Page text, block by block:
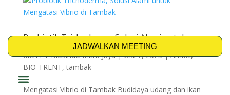
JADWALKAN MEETING
Probiotik Trichoderma, Solusi Alami untuk
Mengatasi Vibrio di Tambak
olehPT Biosindo Mitra Jaya|Okt 7, 2025|Artikel,
BIO-TRENT,tambak
Mengatasi Vibrio di Tambak Budidaya udang dan ikan